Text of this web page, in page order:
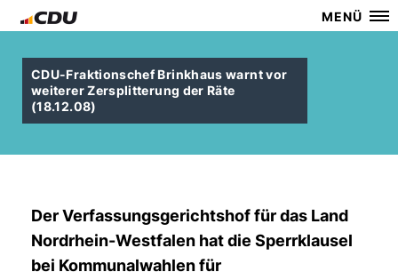
MENÜ
CDU-Fraktionschef Brinkhaus warnt vor
weiterer Zersplitterung der Räte
(18.12.08)
Der Verfassungsgerichtshof für das Land
Nordrhein-Westfalen hat die Sperrklausel
bei Kommunalwahlen für